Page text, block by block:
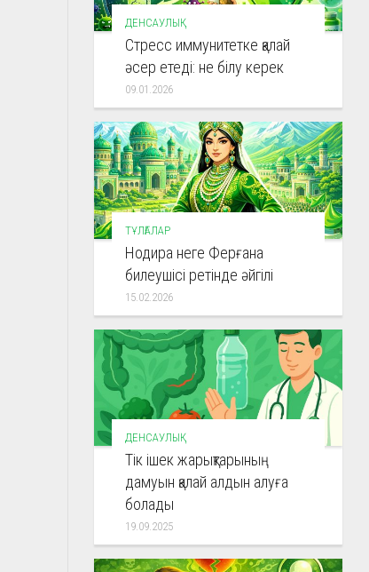
ДЕНСАУЛЫҚ
Стресс иммунитетке қалай
әсер етеді: не білу керек
09.01.2026
ТҰЛҒАЛАР
Нодира неге Ферғана
билеушісі ретінде әйгілі
15.02.2026
ДЕНСАУЛЫҚ
Тік ішек жарықтарының
дамуын қалай алдын алуға
болады
19.09.2025